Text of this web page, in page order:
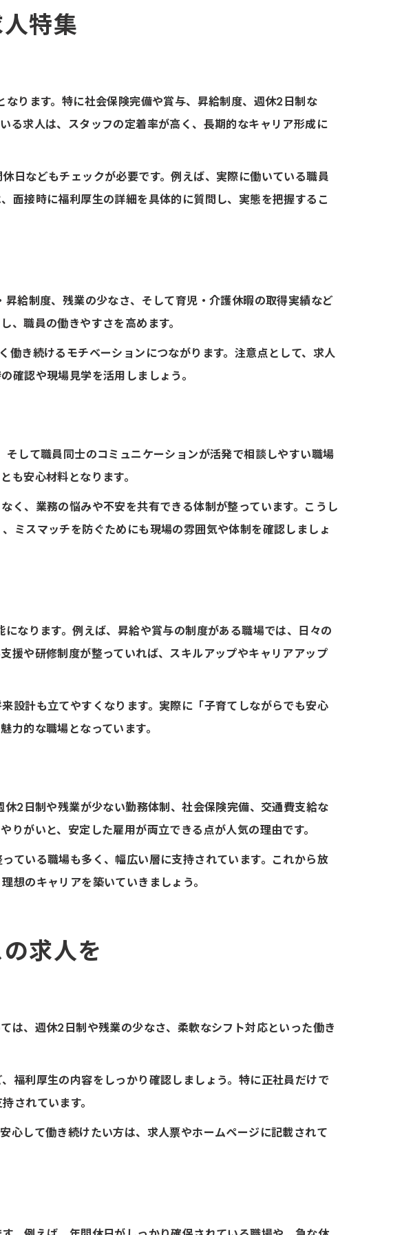
人を
イサービス求人の魅力
の充実度
極め方
ス求人
指す方におすすめ
の継続性
場を解説
事
する理由
の秘訣
人の魅力
活を両立
条件
する要素を解説
由とは
職理由と対策
境とは
な働き方の魅力
ービス求人
やすい職場
特集
ります。特に社会保険完備や賞与、昇給制度、週休2日制な
る求人は、スタッフの定着率が高く、長期的なキャリア形成に
日などもチェックが必要です。例えば、実際に働いている職員
面接時に福利厚生の詳細を具体的に質問し、実態を把握するこ
給制度、残業の少なさ、そして育児・介護休暇の取得実績など
職員の働きやすさを高めます。
き続けるモチベーションにつながります。注意点として、求人
確認や現場見学を活用しましょう。
して職員同士のコミュニケーションが活発で相談しやすい職場
も安心材料となります。
く、業務の悩みや不安を共有できる体制が整っています。こうし
ミスマッチを防ぐためにも現場の雰囲気や体制を確認しましょ
なります。例えば、昇給や賞与の制度がある職場では、日々の
援や研修制度が整っていれば、スキルアップやキャリアアップ
設計も立てやすくなります。実際に「子育てしながらでも安心
力的な職場となっています。
2日制や残業が少ない勤務体制、社会保険完備、交通費支給な
がいと、安定した雇用が両立できる点が人気の理由です。
ている職場も多く、幅広い層に支持されています。これから放
想のキャリアを築いていきましょう。
求人を
は、週休2日制や残業の少なさ、柔軟なシフト対応といった働き
福利厚生の内容をしっかり確認しましょう。特に正社員だけで
されています。
心して働き続けたい方は、求人票やホームページに記載されて